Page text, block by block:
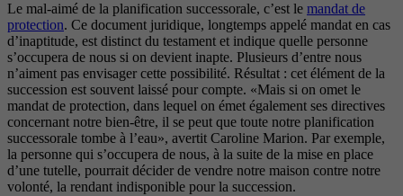
Le mal-aimé de la planification successorale, c’est le mandat de
protection. Ce document juridique, longtemps appelé mandat en cas
d’inaptitude, est distinct du testament et indique quelle personne
s’occupera de nous si on devient inapte. Plusieurs d’entre nous
n’aiment pas envisager cette possibilité. Résultat : cet élément de la
succession est souvent laissé pour compte. «Mais si on omet le
mandat de protection, dans lequel on émet également ses directives
concernant notre bien-être, il se peut que toute notre planification
successorale tombe à l’eau», avertit Caroline Marion. Par exemple,
la personne qui s’occupera de nous, à la suite de la mise en place
d’une tutelle, pourrait décider de vendre notre maison contre notre
volonté, la rendant indisponible pour la succession.